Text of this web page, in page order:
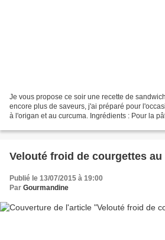
Je vous propose ce soir une recette de
encore plus de saveurs, j'ai préparé pour
à l'origan et au curcuma. Ingrédients : Pour la
Velouté froid de courgettes
Publié le 13/07/2015 à 19:00
Par Gourmandine